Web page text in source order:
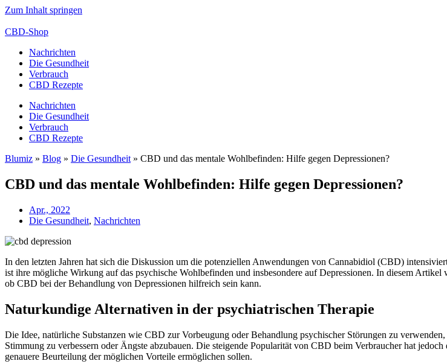
Zum Inhalt springen
CBD-Shop
Nachrichten
Die Gesundheit
Verbrauch
CBD Rezepte
Nachrichten
Die Gesundheit
Verbrauch
CBD Rezepte
Blumiz » Blog » Die Gesundheit » CBD und das mentale Wohlbefinden: Hilfe gegen Depressionen?
CBD und das mentale Wohlbefinden: Hilfe gegen Depressionen?
Apr., 2022
Die Gesundheit, Nachrichten
In den letzten Jahren hat sich die Diskussion um die potenziellen Anwendungen von Cannabidiol (CBD)
ist ihre mögliche Wirkung auf das psychische Wohlbefinden und insbesondere auf Depressionen. In diesem
ob CBD bei der Behandlung von Depressionen hilfreich sein kann.
Naturkundige Alternativen in der psychiatrischen Therapie
Die Idee, natürliche Substanzen wie CBD zur Vorbeugung oder Behandlung psychischer Störungen zu
Stimmung zu verbessern oder Ängste abzubauen. Die steigende Popularität von CBD beim Verbraucher hat
genauere Beurteilung der möglichen Vorteile ermöglichen sollen.